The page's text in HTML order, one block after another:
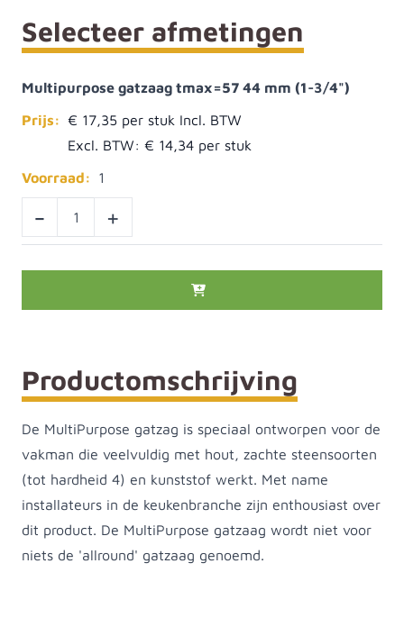
Selecteer afmetingen
Multipurpose gatzaag tmax=57 44 mm (1-3/4")
Prijs: € 17,35
Excl. BTW: € 14,34
Voorraad:
1
- +
Productomschrijving
De MultiPurpose gatzag is speciaal ontworpen voor de
vakman die veelvuldig met hout, zachte steensoorten
(tot hardheid 4) en kunststof werkt. Met name
installateurs in de keukenbranche zijn enthousiast over
dit product. De MultiPurpose gatzaag wordt niet voor
niets de 'allround' gatzaag genoemd.